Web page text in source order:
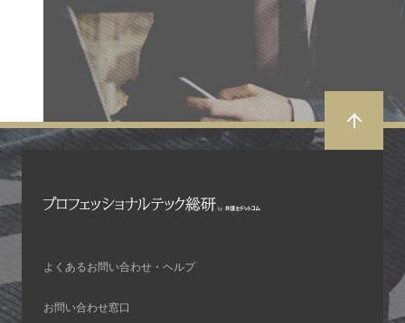
よくあるお問い合わせ・ヘルプ
お問い合わせ窓口